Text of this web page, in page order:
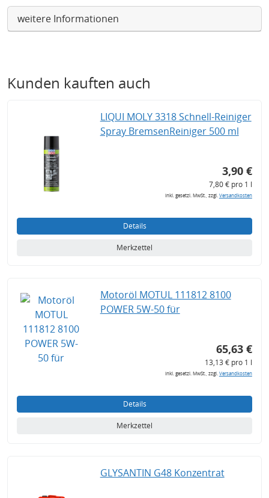
weitere Informationen
Kunden kauften auch
LIQUI MOLY 3318 Schnell-Reiniger
Spray BremsenReiniger 500 ml
3,90 €
7,80 € pro 1 l
inkl. gesetzl. MwSt., zzgl.Versandkosten
Details
Merkzettel
Motoröl MOTUL 111812 8100
POWER 5W-50 für
65,63 €
13,13 € pro 1 l
inkl. gesetzl. MwSt., zzgl.Versandkosten
Details
Merkzettel
GLYSANTIN G48 Konzentrat